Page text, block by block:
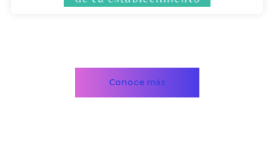
Conoce más